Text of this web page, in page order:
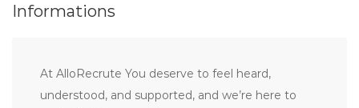
Informations
At AlloRecrute You deserve to feel heard,
understood, and supported, and we’re here to